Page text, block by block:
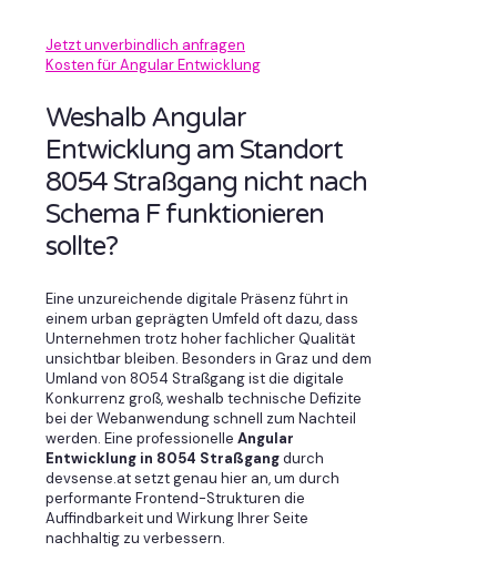
Jetzt unverbindlich anfragen
Kosten für Angular Entwicklung
Weshalb Angular
Entwicklung am Standort
8054 Straßgang nicht nach
Schema F funktionieren
sollte?
Eine unzureichende digitale Präsenz führt in
einem urban geprägten Umfeld oft dazu, dass
Unternehmen trotz hoher fachlicher Qualität
unsichtbar bleiben. Besonders in Graz und dem
Umland von 8054 Straßgang ist die digitale
Konkurrenz groß, weshalb technische Defizite
bei der Webanwendung schnell zum Nachteil
werden. Eine professionelle Angular
Entwicklung in 8054 Straßgangdurch
devsense.at setzt genau hier an, um durch
performante Frontend-Strukturen die
Auffindbarkeit und Wirkung Ihrer Seite
nachhaltig zu verbessern.